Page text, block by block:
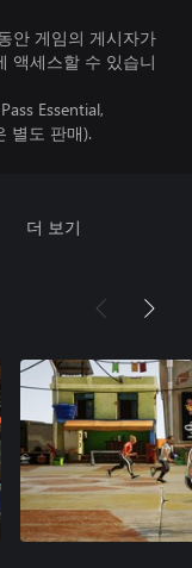
안 게임의 게시자가
액세스할 수 있습니
Essential,
별도 판매).
더 보기